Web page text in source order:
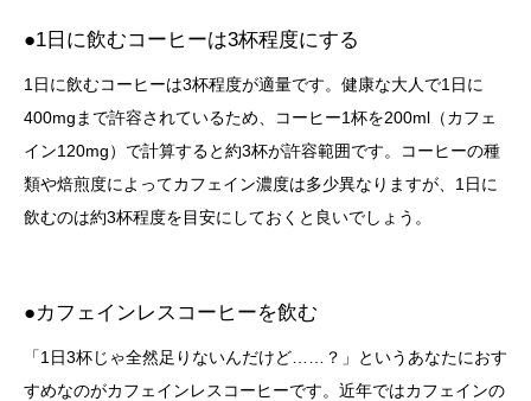
●1日に飲むコーヒーは3杯程度にする
1日に飲むコーヒーは3杯程度が適量です。健康な大人で1日に
400mgまで許容されているため、コーヒー1杯を200ml（カフェ
イン120mg）で計算すると約3杯が許容範囲です。コーヒーの種
類や焙煎度によってカフェイン濃度は多少異なりますが、1日に
飲むのは約3杯程度を目安にしておくと良いでしょう。
●カフェインレスコーヒーを飲む
「1日3杯じゃ全然足りないんだけど……？」というあなたにおす
すめなのがカフェインレスコーヒーです。近年ではカフェインの